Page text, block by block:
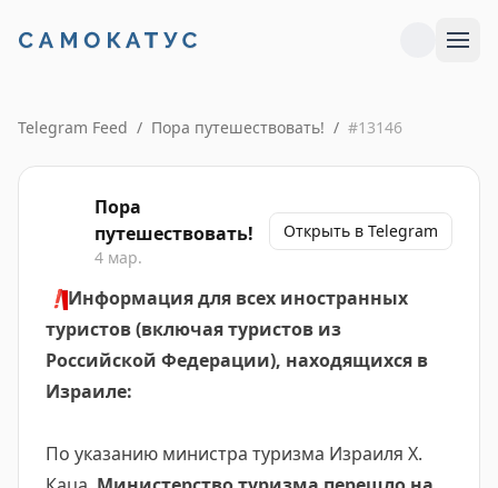
Telegram Feed / Пора путешествовать! / #13146
Пора
путешествовать!
4 мар.
Открыть в Telegram
❗️Информация для всех иностранных
туристов (включая туристов из
Российской Федерации), находящихся в
Израиле:
По указанию министра туризма Израиля Х.